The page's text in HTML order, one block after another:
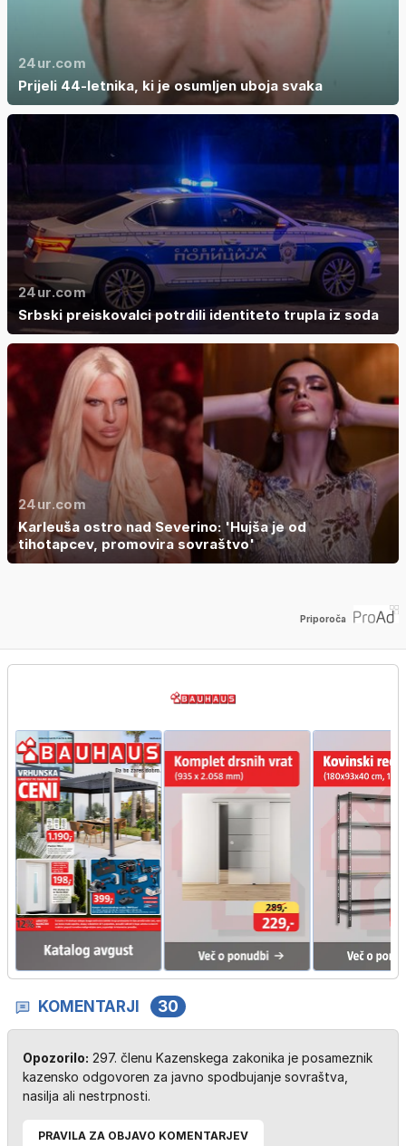
24ur.com
Prijeli 44-letnika, ki je osumljen uboja svaka
24ur.com
Srbski preiskovalci potrdili identiteto trupla iz soda
24ur.com
Karleuša ostro nad Severino: 'Hujša je od
tihotapcev, promovira sovraštvo'
Priporoča
KOMENTARJI 30
Opozorilo: 297. členu Kazenskega zakonika je posameznik
kazensko odgovoren za javno spodbujanje sovraštva,
nasilja ali nestrpnosti.
PRAVILA ZA OBJAVO KOMENTARJEV